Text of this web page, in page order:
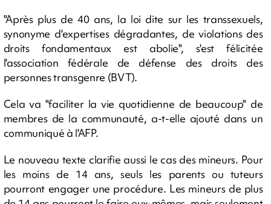
"Après plus de 40 ans, la loi dite sur les transsexuels,
synonyme d'expertises dégradantes, de violations des
droits fondamentaux est abolie", s'est félicitée
l'association fédérale de défense des droits des
personnes transgenre (BVT).
Cela va "faciliter la vie quotidienne de beaucoup" de
membres de la communauté, a-t-elle ajouté dans un
communiqué à l'AFP.
Le nouveau texte clarifie aussi le cas des mineurs. Pour
les moins de 14 ans, seuls les parents ou tuteurs
pourront engager une procédure. Les mineurs de plus